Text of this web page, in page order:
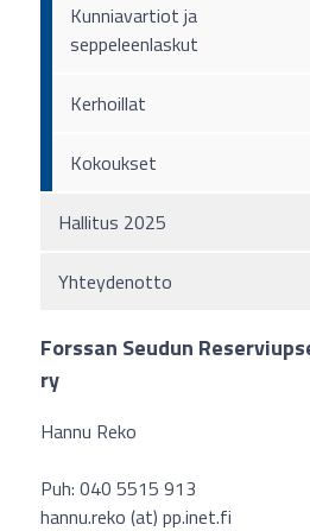
Kunniavartiot ja
seppeleenlaskut
Kerhoillat
Kokoukset
Hallitus 2025
Yhteydenotto
Forssan Seudun
ry
Hannu Reko
Puh: 040 5515 913
hannu.reko (at) pp.inet.fi